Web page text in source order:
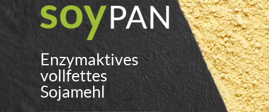
Enzymaktives
vollfettes
Sojamehl